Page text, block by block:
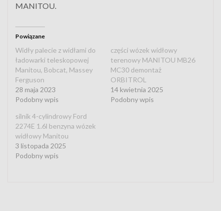
MANITOU.
Powiązane
Widły palecie z widłami do
ładowarki teleskopowej
Manitou, Bobcat, Massey
Ferguson
28 maja 2023
Podobny wpis
części wózek widłowy
terenowy MANITOU MB26
MC30 demontaż
ORBITROL
14 kwietnia 2025
Podobny wpis
silnik 4-cylindrowy Ford
2274E 1.6l benzyna wózek
widłowy Manitou
3 listopada 2025
Podobny wpis